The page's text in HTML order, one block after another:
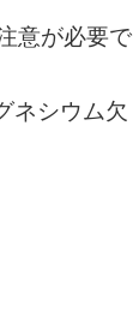
意が必要で
ネシウム欠